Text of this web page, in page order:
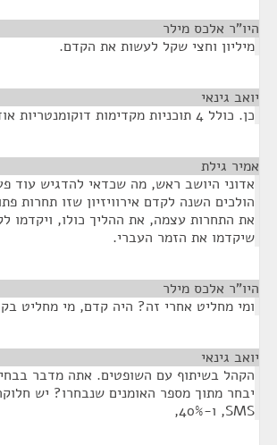
היו"ר אלכס מילר
מיליון וחצי שקל לעשות את הקדם.
יואב גינאי
כן. כולל 4 תוכניות מקדימות דוקומנטריות אודות האירווזיון.
אמיר גילת
אדוני היושב ראש, מה שכדאי להדגיש עוד
הולכים השנה לקדם אירוויזיון שזו תחרות
שיקדמו את הזמר העברי.
היו"ר אלכס מילר
ומי מחליט אחרי זה? היה קדם, מי מחליט
יואב גינאי
הקהל בשיתוף עם השופטים. אתה מדבר
SMS, ו-40%,